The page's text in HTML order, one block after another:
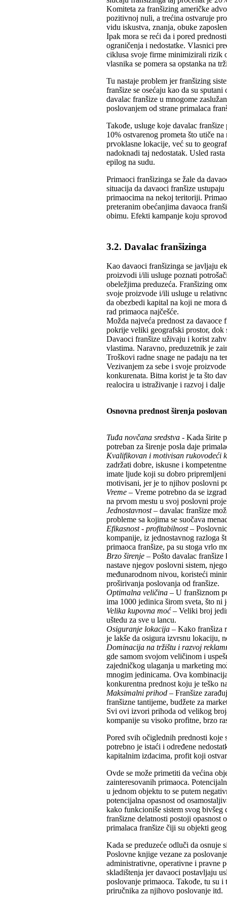
Komiteta za franšizing američke
pozitivnoj nuli, a trećina ostvaruje
vidu iskustva, znanja, obuke
Ipak mora se reći da i pored
ograničenja i nedostatke. Vlasnici
ciklusa svoje firme minimizirali rizik
vlasnika se pomera sa opstanka na
Tu nastaje problem jer franšizing
franšize se osećaju kao da su
davalac franšize u mnogome
poslovanjem od strane primalaca
Takođe, usluge koje davalac
10% ostvarenog prometa što utiče
prvoklasne lokacije, već su to
nadoknadi taj nedostatak. Usled
epilog na sudu.
Primaoci franšizinga se žale da
situacija da davaoci franšize
primaocima na nekoj teritoriji.
preteranim obećanjima davaoca
obimu. Efekti kampanje koju
3.2. Davalac franšizinga
Kao davaoci franšizinga se javljaju
proizvodi i/ili usluge poznati
obeležjima preduzeća. Franšizing
svoje proizvode i/ili usluge u
da obezbedi kapital na koji ne mora
rad primaoca najčešće.
Možda najveća prednost za davaoce
pokrije veliki geografski prostor, dok
Davaoci franšize uživaju i korist
vlastima. Naravno, preduzetnik je
Troškovi radne snage ne padaju na
Vezivanjem za sebe i svoje
konkurenata. Bitna korist je ta što
realocira u istraživanje i razvoj i
Osnovna prednost širenja
Tuđa novčana sredstva - Kada širite
potreban za širenje posla daje
Kvalifikovan i motivisan rukovodeći
zadržati dobre, iskusne i
imate ljude koji su dobro
motivisani, jer je to njihov poslovni
Vreme – Vreme potrebno da se
na prvom mestu u svoj poslovni
Jednostavnost– davalac franšize
probleme sa kojima se suočava
Efikasnost- profitabilnost–
kompanije, iz jednostavnog razloga
primaoca franšize, pa su stoga vrlo
Brzo širenje – Pošto davalac
nastave njegov poslovni sistem,
međunarodnom nivou, koristeći
proširivanja poslovanja od franšize.
Optimalna veličina – U franšiznom
ima 1000 jedinica širom sveta, što
Velika kupovna moć– Veliki broj
uštedu za sve u lancu.
Osiguranje lokacija – Kako franšiza
je lakše da osigura izvrsnu lokaciju,
Dominacija na tržištu i razvoj
gde samom svojom veličinom i
zajedničkog ulaganja u marketing
mnogim jedinicama. Ova
konkurentna prednost koju je teško
Maksimalni prihod – Franšize
franšizne tantijeme, budžete za
Svi ovi izvori prihoda od velikog
kompanije su visoko profitne, brzo
Pored svih očiglednih prednosti koje
potrebno je istaći i određene
kapitalnim izdacima, profit koji
Ovde se može primetiti da većina
zainteresovanih primaoca.
u jednom objektu to se putem
potencijalna opasnost od
kako funkcioniše sistem svog bivšeg
franšizne delatnosti postoji opasnost
primalaca franšize čiji su objekti
Kada se preduzeće odluči da osnuje
Poslovne knjige vezane za
administrativne, operativne i pravne
skladištenja jer davaoci postavljaju
poslovanje primaoca. Takođe, tu su i
priručnika za njihovo poslovanje itd.